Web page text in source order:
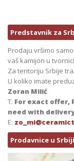
Predstavnik za
Prodaju vršimo
vaš kamijon u
Za teritoriju Srbije
U koliko imate
Zoran Milić
T: For exact offer,
need with
E:
Prodavnice u Srbiji